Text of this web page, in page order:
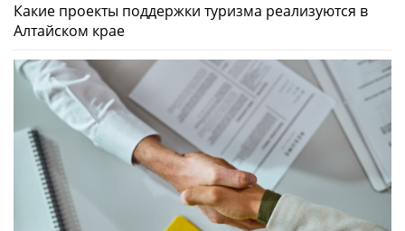
Какие проекты поддержки туризма реализуются в
Алтайском крае